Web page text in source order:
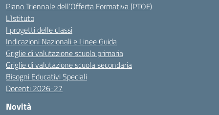
Piano Triennale dell’Offerta Formativa (PTOF)
L’Istituto
I progetti delle classi
Indicazioni Nazionali e Linee Guida
Griglie di valutazione scuola primaria
Griglie di valutazione scuola secondaria
Bisogni Educativi Speciali
Docenti 2026-27
Novità